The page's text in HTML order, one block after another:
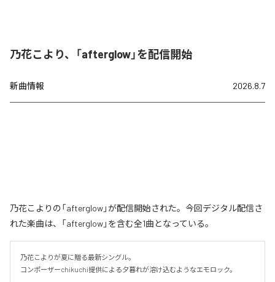
乃花こより、「afterglow」を配信開始
新曲情報 2026.8.7
乃花こよりの「afterglow」が配信開始された。今回デジタル配信さ
れた楽曲は、「afterglow」を含む全1曲となっている。
乃花こよりが夏に贈る最新シングル。
コンポーザーchikuchi提供による夕暮れが溶け込むようなエモロック。